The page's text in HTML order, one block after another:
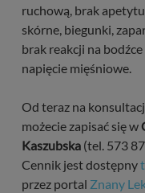
ruchową, brak
skórne, biegunki,
brak reakcji na
napięcie mięśniowe.
Od teraz na
możecie zapisać się w
Kaszubska(tel. 573
Cennik jest dostępny
przez portal Znany